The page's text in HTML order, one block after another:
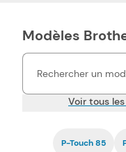
Brother P-Touch vous
documents, à des prix
nos toners et
garantiepar une
Modèles
Voir tous
P-Touch 85